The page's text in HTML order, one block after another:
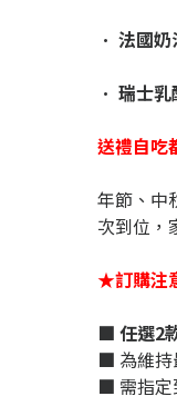
• 法國奶
• 瑞士乳
送禮自吃
年節、中
次到位，
★訂購注
■ 任選2
■ 為維持
■ 需指定